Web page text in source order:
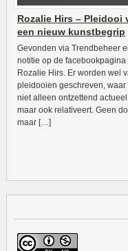
Rozalie Hirs – Pleidooi
een nieuw kunstbegrip
Gevonden via Trendbeheer
notitie op de facebookpagina
Rozalie Hirs. Er worden wel
pleidooien geschreven, waar
niet alleen ontzettend
maar ook relativeert. Geen
maar […]